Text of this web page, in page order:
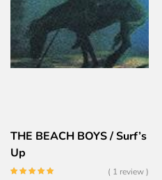
THE BEACH BOYS / Surf’s
Up
( 1 review )